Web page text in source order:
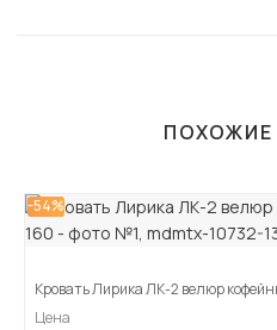
ПОХОЖИЕ
-54%
Кровать Лирика ЛК-2 велюр
Цена